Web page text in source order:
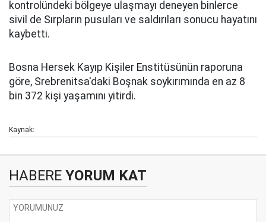
kontrolündeki bölgeye ulaşmayı deneyen binlerce
sivil de Sırpların pusuları ve saldırıları sonucu hayatını
kaybetti.
Bosna Hersek Kayıp Kişiler Enstitüsünün raporuna
göre, Srebrenitsa'daki Boşnak soykırımında en az 8
bin 372 kişi yaşamını yitirdi.
Kaynak:
HABERE YORUM KAT